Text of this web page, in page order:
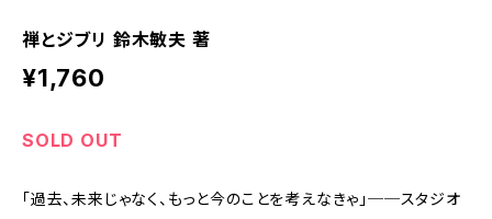
禅とジブリ 鈴木敏夫 著
¥1,760
SOLD OUT
「過去、未来じゃなく、もっと今のことを考えなきゃ」──スタジオ